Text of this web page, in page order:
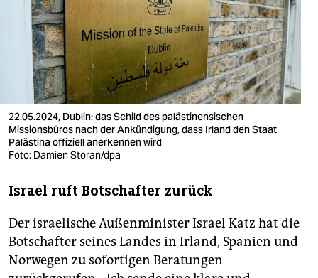
wahrheit
verlag
verlag
veranstaltungen
shop
unterstützen
abo
genossenschaft
22.05.2024, Dublin: das Schild des palästinensischen
Missionsbüros nach der Ankündigung, dass Irland den Staat
Palästina offiziell anerkennen wird
Foto: Damien Storan/dpa
Israel ruft Botschafter zurück
Der israelische Außenminister Israel Katz hat die
Botschafter seines Landes in Irland, Spanien und
Norwegen zu sofortigen Beratungen